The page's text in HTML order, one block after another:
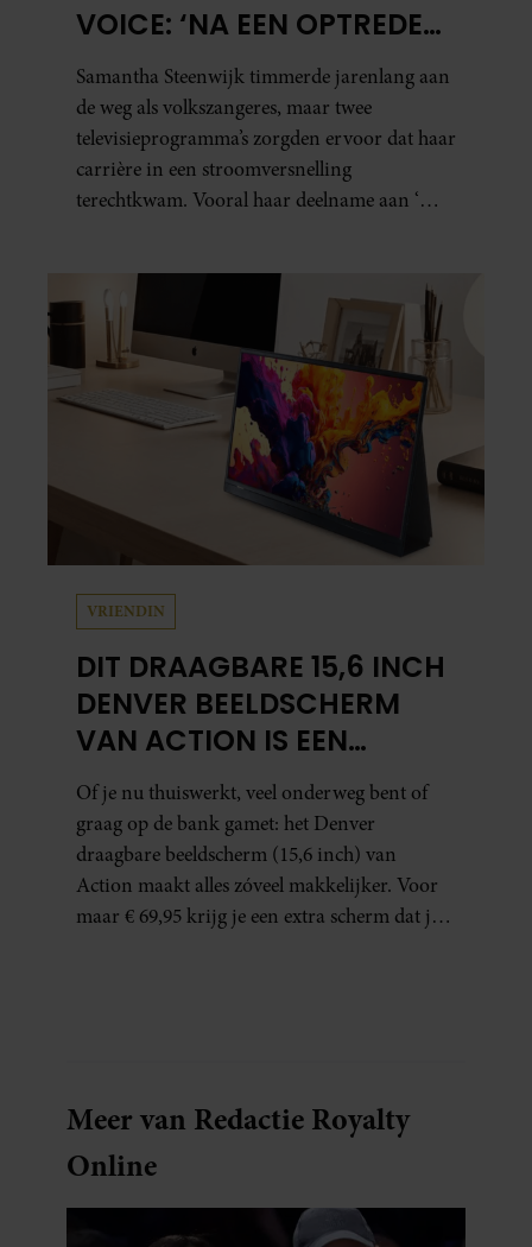
VOICE: ‘NA EEN OPTREDEN
MOEST IK IN DE AUTO
KOTSEN’
Samantha Steenwijk timmerde jarenlang aan
de weg als volkszangeres, maar twee
televisieprogramma’s zorgden ervoor dat haar
carrière in een stroomversnelling
terechtkwam. Vooral haar deelname aan ‘The
VRIENDIN
DIT DRAAGBARE 15,6 INCH
DENVER BEELDSCHERM
VAN ACTION IS EEN
GAMECHANGER VOOR
THUISWERKERS ÉN BINGE-
WATCHERS
Of je nu thuiswerkt, veel onderweg bent of
graag op de bank gamet: het Denver
draagbare beeldscherm (15,6 inch) van
Action maakt alles zóveel makkelijker. Voor
maar € 69,95 krijg je een extra scherm dat je
Meer van Redactie Royalty
Online